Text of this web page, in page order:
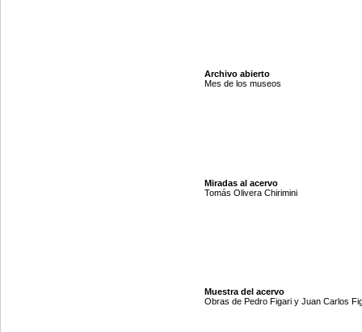
Archivo abierto
Mes de los museos
Miradas al acervo
Tomás Olivera Chirimini
Muestra del acervo
Obras de Pedro Figari y Juan Carlos